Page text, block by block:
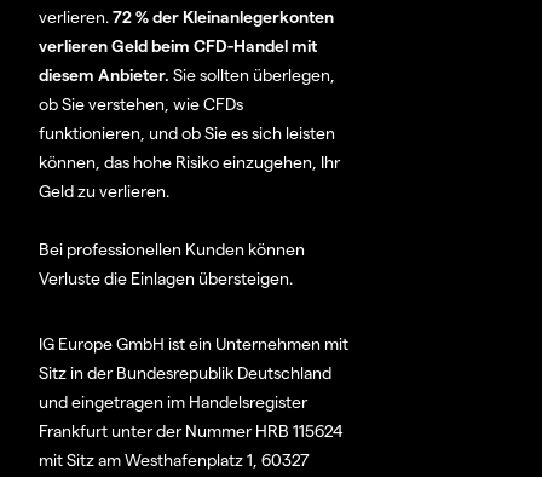
verlieren.72 % der Kleinanlegerkonten
verlieren Geld beim CFD-Handel mit
diesem Anbieter. Sie sollten überlegen,
ob Sie verstehen, wie CFDs
funktionieren, und ob Sie es sich leisten
können, das hohe Risiko einzugehen, Ihr
Geld zu verlieren.
Bei professionellen Kunden können
Verluste die Einlagen übersteigen.
IG Europe GmbH ist ein Unternehmen mit
Sitz in der Bundesrepublik Deutschland
und eingetragen im Handelsregister
Frankfurt unter der Nummer HRB 115624
mit Sitz am Westhafenplatz 1, 60327